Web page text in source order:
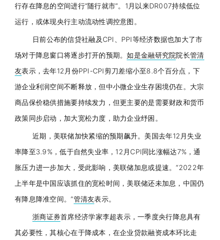
行存在降息的空间进行“随行就市”。1月以来DR007持续低位
运行，或体现央行主动流动性调控意图。
日前公布的信贷社融及CPI、PPI等经济数据也加大了市
场对于降息窗口将逐步打开的预期。如是金融研究院院长管清
友表示，去年12月份PPI-CPI剪刀差缩小至8.8个百分点，下
游企业利润空间不断释放，但中小微企业生存困境仍在。大宗
商品保价稳供措施要持续发力，但更主要的是需要财政和货币
政策同步启动，加大宽松力度，助力企业纾困。
近期，美联储加快紧缩的预期飙升。美国去年12月失业
率降至3.9%，低于自然失业率，12月CPI同比涨幅达7%，通
胀压力进一步加大，受此影响，美联储加息或提速。“2022年
上半年是中国应该抓住的宽松时间，美联储还未加息，中国仍
有降息降准空间。”管清友表示。
浙商证券首席经济学家李超表示，一季度央行降息具有
其必要性，其核心在于降成本，在企业贷款融资成本环比走